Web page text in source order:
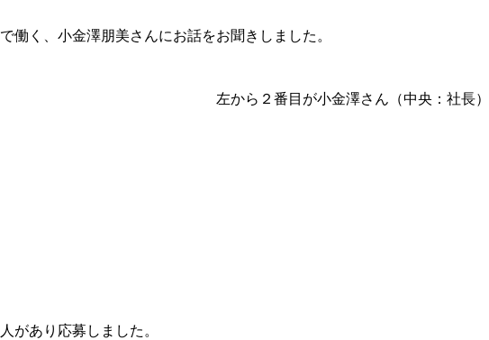
働く、小金澤朋美さんにお話をお聞きしました。
左から２番目が小金澤さん（中央：社長
があり応募しました。